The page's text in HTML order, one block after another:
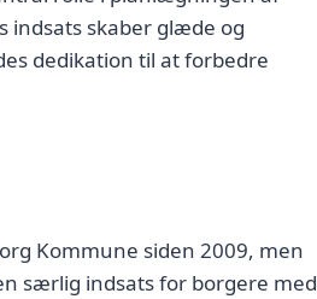
indsats skaber glæde og
dedikation til at forbedre
Kommune siden 2009, men
særlig indsats for borgere med